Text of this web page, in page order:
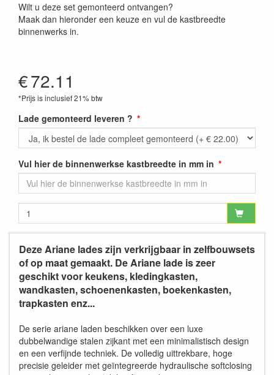
Wilt u deze set gemonteerd ontvangen?
Maak dan hieronder een keuze en vul de kastbreedte
binnenwerks in.
€72.11
*Prijs is inclusief 21% btw
Lade gemonteerd leveren ?
Vul hier de binnenwerkse kastbreedte in mm in
Deze Ariane lades zijn verkrijgbaar in zelfbouwsets
of op maat gemaakt. De Ariane lade is zeer
geschikt voor keukens, kledingkasten,
wandkasten, schoenenkasten, boekenkasten,
trapkasten enz...
De serie ariane laden beschikken over een luxe
dubbelwandige stalen zijkant met een minimalistisch design
en een verfijnde techniek. De volledig uittrekbare, hoge
precisie geleider met geïntegreerde hydraulische softclosing